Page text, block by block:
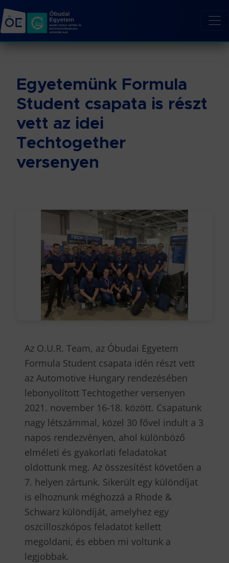
Egyetemünk Formula
Student csapata is részt
vett az idei
Techtogether
versenyen
Az O.U.R. Team, az Óbudai Egyetem
Formula Student csapata idén részt vett
az Automotive Hungary rendezésében
lebonyolított Techtogether versenyen
2021. november 16-18. között. Csapatunk
nagy létszámmal, közel 30 fővel indult a 3
napos rendezvényen, ahol különböző
elméleti és gyakorlati feladatokat
oldottunk meg. Az összesítést követően a
7. helyen zártunk. Sikerült egy különdíjat
is elhoznunk méghozzá a Rhode &
Schwarz különdíját, amelyhez egy
oszcilloszkópos feladatot kellett
megoldani, és ebben mi voltunk a
legjobbak.